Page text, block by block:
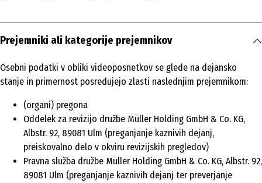
Prejemniki ali kategorije prejemnikov
Osebni podatki v obliki videoposnetkov se glede na dejansko
stanje in primernost posredujejo zlasti naslednjim prejemnikom:
(organi) pregona
Oddelek za revizijo družbe Müller Holding GmbH & Co. KG,
Albstr. 92, 89081 Ulm (preganjanje kaznivih dejanj,
preiskovalno delo v okviru revizijskih pregledov)
Pravna služba družbe Müller Holding GmbH & Co. KG, Albstr. 92,
89081 Ulm (preganjanje kaznivih dejanj ter preverjanje